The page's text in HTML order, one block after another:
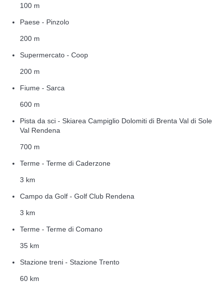
100 m
Paese - Pinzolo
200 m
Supermercato - Coop
200 m
Fiume - Sarca
600 m
Pista da sci - Skiarea Campiglio Dolomiti di Brenta Val di Sole
Val Rendena
700 m
Terme - Terme di Caderzone
3 km
Campo da Golf - Golf Club Rendena
3 km
Terme - Terme di Comano
35 km
Stazione treni - Stazione Trento
60 km